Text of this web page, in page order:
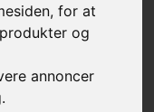
,for at
og
annoncer
.
hurtigt
På begge
separate
roterende